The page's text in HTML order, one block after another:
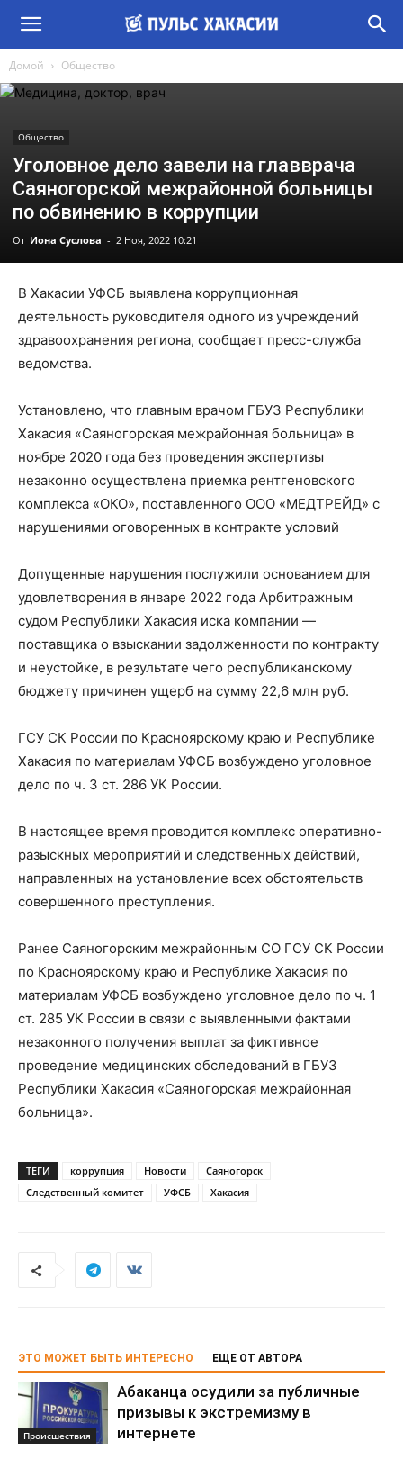
Домой Общество
Общество
Уголовное дело завели на главврача
Саяногорской межрайонной больницы
по обвинению в коррупции
От Иона Суслова - 2 Ноя, 2022 10:21
В Хакасии УФСБ выявлена коррупционная
деятельность руководителя одного из учреждений
здравоохранения региона, сообщает пресс-служба
ведомства.
Установлено, что главным врачом ГБУЗ Республики
Хакасия «Саяногорская межрайонная больница» в
ноябре 2020 года без проведения экспертизы
незаконно осуществлена приемка рентгеновского
комплекса «ОКО», поставленного ООО «МЕДТРЕЙД» с
нарушениями оговоренных в контракте условий
Допущенные нарушения послужили основанием для
удовлетворения в январе 2022 года Арбитражным
судом Республики Хакасия иска компании —
поставщика о взыскании задолженности по контракту
и неустойке, в результате чего республиканскому
бюджету причинен ущерб на сумму 22,6 млн руб.
ГСУ СК России по Красноярскому краю и Республике
Хакасия по материалам УФСБ возбуждено уголовное
дело по ч. 3 ст. 286 УК России.
В настоящее время проводится комплекс оперативно-
разыскных мероприятий и следственных действий,
направленных на установление всех обстоятельств
совершенного преступления.
Ранее Саяногорским межрайонным СО ГСУ СК России
по Красноярскому краю и Республике Хакасия по
материалам УФСБ возбуждено уголовное дело по ч. 1
ст. 285 УК России в связи с выявленными фактами
незаконного получения выплат за фиктивное
проведение медицинских обследований в ГБУЗ
Республики Хакасия «Саяногорская межрайонная
больница».
ТЕГИ коррупция Новости
Саяногорск
Следственный комитет
УФСБ Хакасия
ЭТО МОЖЕТ БЫТЬ ИНТЕРЕСНО ЕЩЕ ОТ АВТОРА
Происшествия
Абаканца осудили за публичные
призывы к экстремизму в
интернете